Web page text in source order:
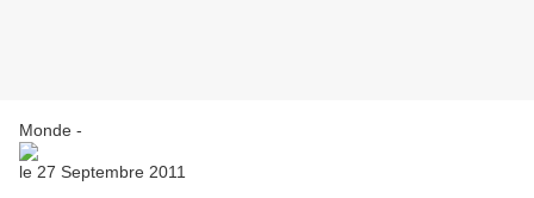
Monde -
le 27 Septembre 2011